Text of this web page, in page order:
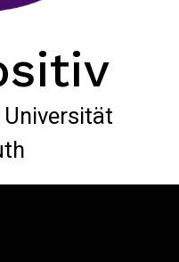
Universität